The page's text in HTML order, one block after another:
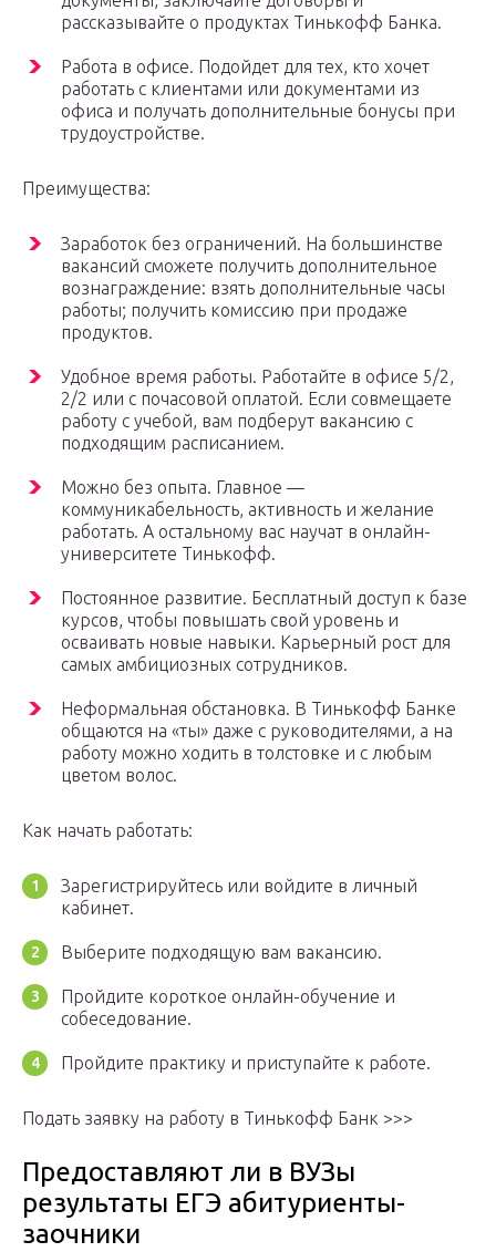
рассказывайте о продуктах Тинькофф Банка.
Работа в офисе. Подойдет для тех, кто хочет
работать с клиентами или документами из
офиса и получать дополнительные бонусы при
трудоустройстве.
Преимущества:
Заработок без ограничений. На большинстве
вакансий сможете получить дополнительное
вознаграждение: взять дополнительные часы
работы; получить комиссию при продаже
продуктов.
Удобное время работы. Работайте в офисе 5/2,
2/2 или с почасовой оплатой. Если совмещаете
работу с учебой, вам подберут вакансию с
подходящим расписанием.
Можно без опыта. Главное —
коммуникабельность, активность и желание
работать. А остальному вас научат в онлайн-
университете Тинькофф.
Постоянное развитие. Бесплатный доступ к базе
курсов, чтобы повышать свой уровень и
осваивать новые навыки. Карьерный рост для
самых амбициозных сотрудников.
Неформальная обстановка. В Тинькофф Банке
общаются на «ты» даже с руководителями, а на
работу можно ходить в толстовке и с любым
цветом волос.
Как начать работать:
Зарегистрируйтесь или войдите в личный
кабинет.
Выберите подходящую вам вакансию.
Пройдите короткое онлайн-обучение и
собеседование.
Пройдите практику и приступайте к работе.
Подать заявку на работу в Тинькофф Банк >>>
Предоставляют ли в ВУЗы
результаты ЕГЭ абитуриенты-
заочники